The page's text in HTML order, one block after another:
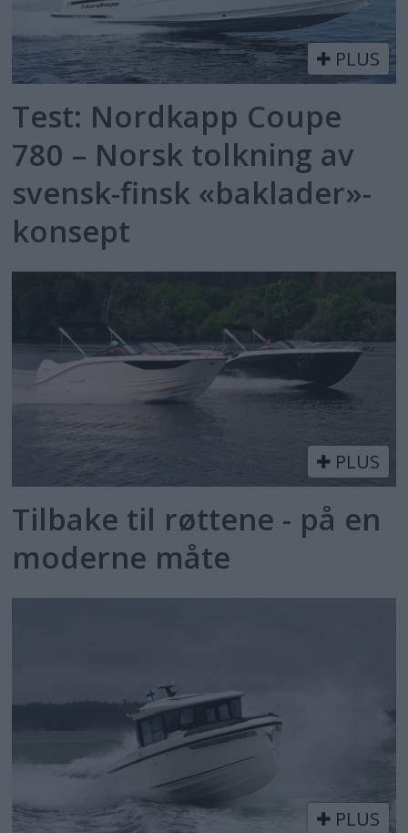
PLUS
Test: Nordkapp Coupe
780 – Norsk tolkning av
svensk-finsk «baklader»-
konsept
PLUS
Tilbake til røttene - på en
moderne måte
PLUS